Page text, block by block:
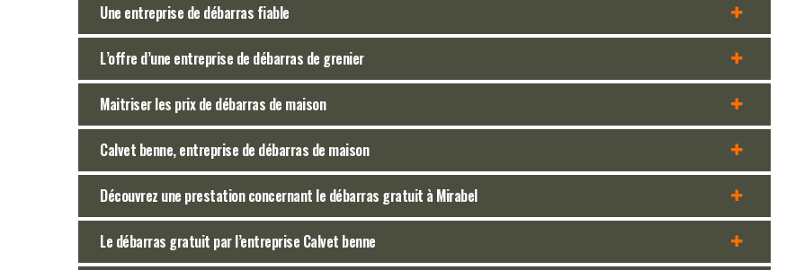
Une entreprise de débarras fiable
L’offre d’une entreprise de débarras de grenier
Maitriser les prix de débarras de maison
Calvet benne, entreprise de débarras de maison
Découvrez une prestation concernant le débarras gratuit à Mirabel
Le débarras gratuit par l’entreprise Calvet benne